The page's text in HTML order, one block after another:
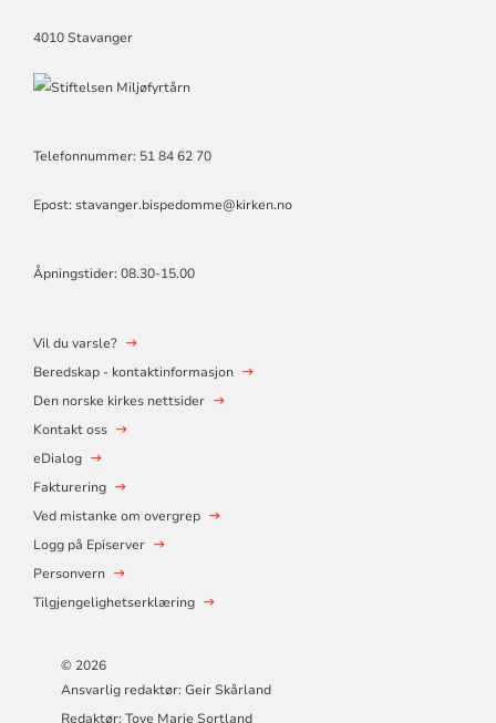
4010 Stavanger
Telefonnummer: 51 84 62 70
Epost: stavanger.bispedomme@kirken.no
Åpningstider: 08.30-15.00
Vil du varsle?
Beredskap - kontaktinformasjon
Den norske kirkes nettsider
Kontakt oss
eDialog
Fakturering
Ved mistanke om overgrep
Logg på Episerver
Personvern
Tilgjengelighetserklæring
© 2026
Ansvarlig redaktør: Geir Skårland
Redaktør: Tove Marie Sortland